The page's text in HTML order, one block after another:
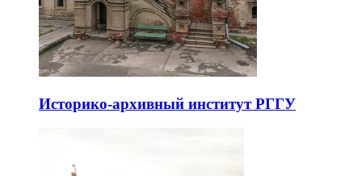
Историко-архивный институт РГГУ